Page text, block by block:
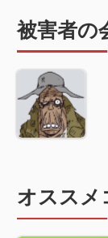
被害者の
オススメ